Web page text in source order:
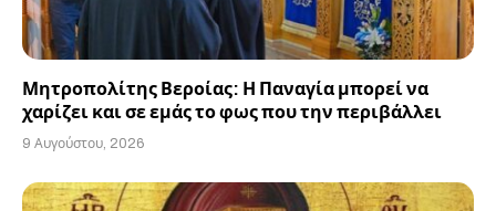
Μητροπολίτης Βεροίας: Η Παναγία μπορεί να
χαρίζει και σε εμάς το φως που την περιβάλλει
9 Αυγούστου, 2026